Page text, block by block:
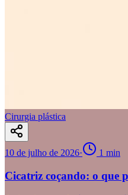
Cirurgia plástica
10 de julho de 2026· 1 min
Cicatriz coçando: o que